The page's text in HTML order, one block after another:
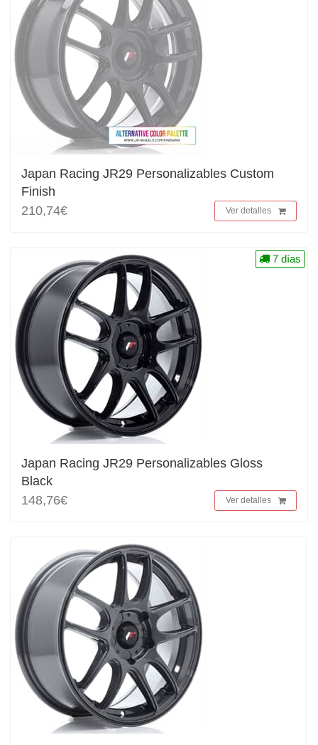
Japan Racing JR29 Personalizables Custom
Finish
210,74€
Ver detalles
Japan Racing JR29 Personalizables Gloss
Black
148,76€
Ver detalles
7 días